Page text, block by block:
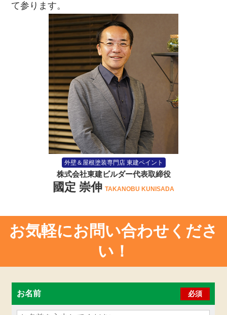
て参ります。
外壁＆屋根塗装専門店 東建ペイント
株式会社東建ビルダー代表取締役
國定 崇伸 TAKANOBU KUNISADA
お気軽にお問い合わせ くださ
い！
お名前 必須